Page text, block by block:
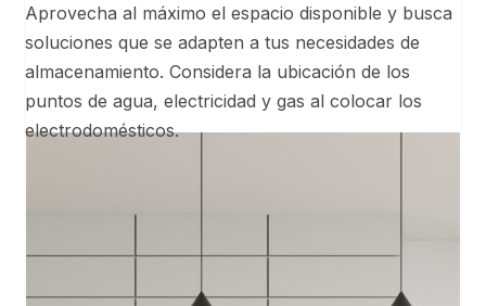
Aprovecha al máximo el espacio disponible y busca
soluciones que se adapten a tus necesidades de
almacenamiento. Considera la ubicación de los
puntos de agua, electricidad y gas al colocar los
electrodomésticos.